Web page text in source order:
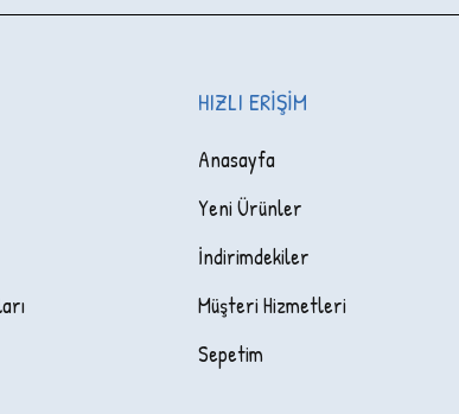
HIZLI ERIŞIM
Anasayfa
Yeni Ürünler
İndirimdekiler
Müşteri Hizmetleri
Sepetim